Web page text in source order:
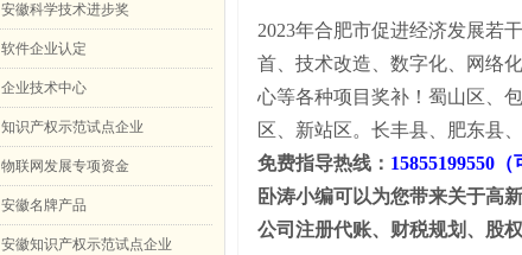
安徽科学技术进步奖
软件企业认定
企业技术中心
知识产权示范试点企业
物联网发展专项资金
安徽名牌产品
安徽知识产权示范试点企业
2023年合肥市促进经济发展若
首、技术改造、数字化、网络
心等各种项目奖补！ 蜀山区、
区、新站区。长丰县、肥东县
免费指导热线： 15855199550（
卧涛小编可以为您带来关于高
公司注册代账、财税规划、股